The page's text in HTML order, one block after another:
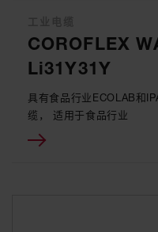
COROFLEX
Li31Y31Y
具有食品行业ECOLAB和
缆， 适用于食品行业